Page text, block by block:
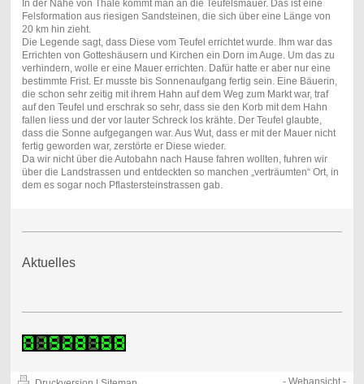
In der Nähe von Thale kommt man an die Teufelsmauer. Das ist eine
Felsformation aus riesigen Sandsteinen, die sich über eine Länge von
20 km hin zieht.
Die Legende sagt, dass Diese vom Teufel errichtet wurde. Ihm war das
Errichten von Gotteshäusern und Kirchen ein Dorn im Auge. Um das zu
verhindern, wolle er eine Mauer errichten. Dafür hatte er aber nur eine
bestimmte Frist. Er musste bis Sonnenaufgang fertig sein. Eine Bäuerin,
die schon sehr zeitig mit ihrem Hahn auf dem Weg zum Markt war, traf
auf den Teufel und erschrak so sehr, dass sie den Korb mit dem Hahn
fallen liess und der vor lauter Schreck los krähte. Der Teufel glaubte,
dass die Sonne aufgegangen war. Aus Wut, dass er mit der Mauer nicht
fertig geworden war, zerstörte er Diese wieder.
Da wir nicht über die Autobahn nach Hause fahren wollten, fuhren wir
über die Landstrassen und entdeckten so manchen „verträumten“ Ort, in
dem es sogar noch Pflastersteinstrassen gab.
Aktuelles
-Webansicht -